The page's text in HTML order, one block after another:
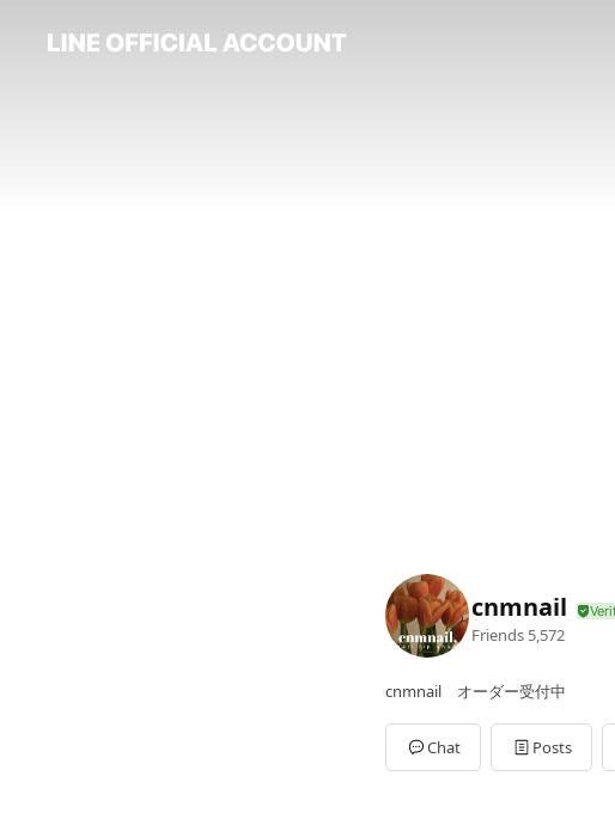
cnmnail
Friends 5,572
cnmnail オーダー受付中
Chat Posts